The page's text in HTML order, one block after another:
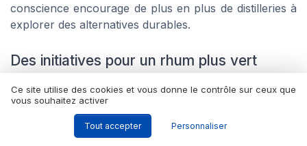
conscience encourage de plus en plus de distilleries à
explorer des alternatives durables.
Des initiatives pour un rhum plus vert
Heureusement, certaines distilleries ont décidé de
monter au créneau pour améliorer la situation. Par
exemple, la Plantation au Rhum en Martinique a mis
en place un programme de réutilisation des déchets de
Ce site utilise des cookies et vous donne le contrôle sur ceux que
vous souhaitez activer
Tout accepter Personnaliser